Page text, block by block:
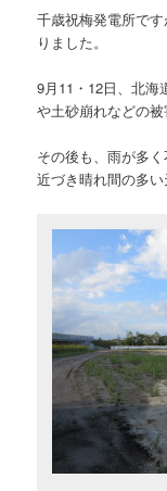
千歳祝梅発電所で
りました。
9月11・12日、北海
や土砂崩れなどの被
その後も、雨が多
近づき晴れ間の多い